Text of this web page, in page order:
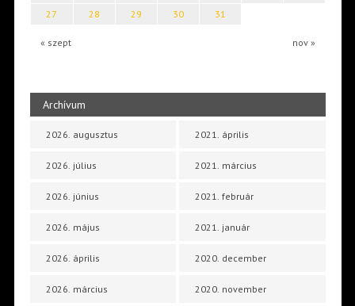
« szept nov »
27
28 29 30 31
Archívum
2026. augusztus
2026. július
2026. június
2026. május
2026. április
2026. március
2021. április
2021. március
2021. február
2021. január
2020. december
2020. november